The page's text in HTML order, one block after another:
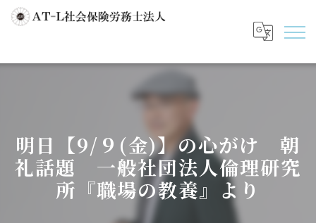
明日【9/９(金)】の心がけ 朝
礼話題 一般社団法人倫理研究
所『職場の教養』より